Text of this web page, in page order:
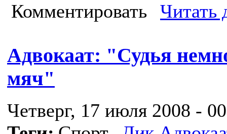
Комментировать
Читать
Адвокаат: "Судья
мяч"
Четверг, 17 июля 2008 -